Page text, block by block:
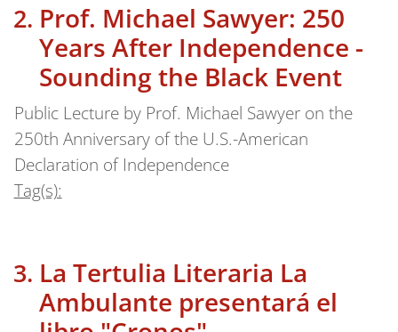
Prof. Michael Sawyer: 250
Years After Independence -
Sounding the Black Event
Public Lecture by Prof. Michael Sawyer on the
250th Anniversary of the U.S.-American
Declaration of Independence
Tag(s):
La Tertulia Literaria La
Ambulante presentará el